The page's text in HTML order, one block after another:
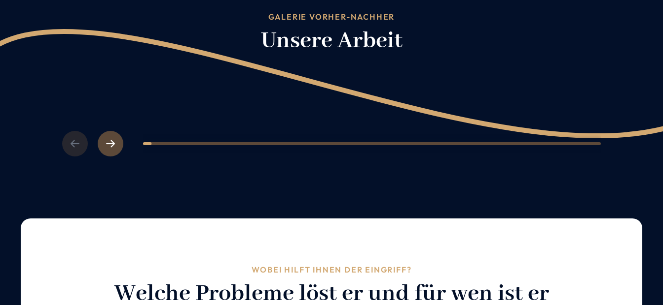
GALERIE VORHER-NACHHER
Unsere Arbeit
Previous Next 1 2 3 4 5 6 7 8 9 10 11 12 13 14 15 16 17 18 19 20 21 22 23 24 25 26 27 28 29 30 31 32 33 34
WOBEI HILFT IHNEN DER EINGRIFF?
Welche Probleme löst er und für wen ist er